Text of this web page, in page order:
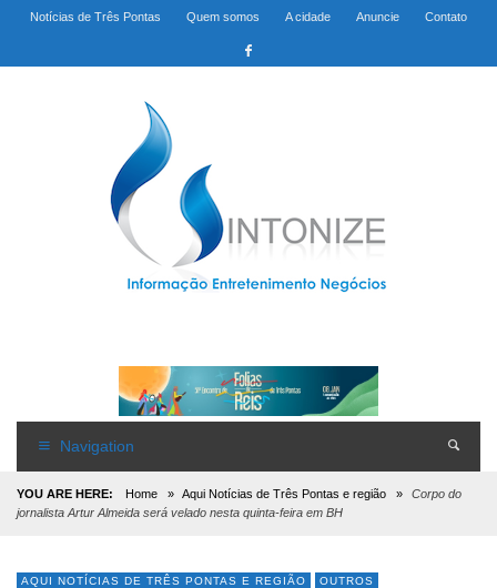
Notícias de Três Pontas Quem somos A cidade Anuncie Contato
Navigation
YOU ARE HERE: Home » Aqui Notícias de Três Pontas e região »
Corpo do
jornalista Artur Almeida será velado nesta quinta-feira em BH
AQUI NOTÍCIAS DE TRÊS PONTAS E REGIÃO OUTROS